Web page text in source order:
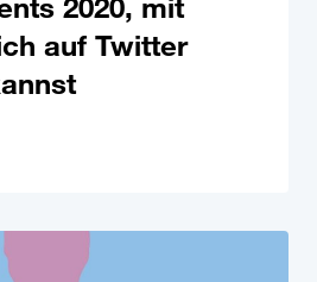
2020, mit
auf Twitter